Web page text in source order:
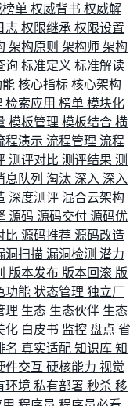
单 权威背书 权威解
志 权限继承 权限设置
架构原则 架构师 架构
询 标准定义 标准解读
能 核心指标 核心架构
检索应用 榜单 模块化
模板管理 模板结合 横
程演示 流程管理 流程
测评对比 测评结果 测
息队列 淘汰 深入 深入
深度测评 混合云架构
源码 源码交付 源码优
比 源码推荐 源码改造
洞扫描 漏洞检测 潜力
版本发布 版本回滚 版
功能 状态管理 独立厂
理 生态 生态伙伴 生态
化 白皮书 监控 盘点 省
名 真实适配 知识库 知
件交互 硬核能力 视觉
环境 私有部署 秒杀 移